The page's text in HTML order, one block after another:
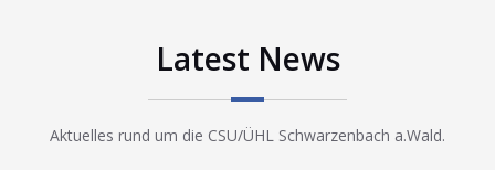
Latest News
Aktuelles rund um die CSU/ÜHL Schwarzenbach a.Wald.